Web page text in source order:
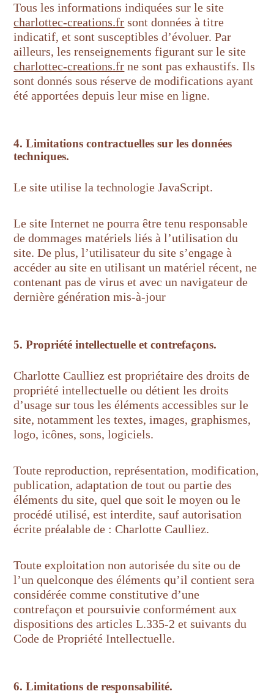
Tous les informations indiquées sur le site
charlottec-creations.fr sont données à titre
indicatif, et sont susceptibles d’évoluer. Par
ailleurs, les renseignements figurant sur le site
charlottec-creations.fr ne sont pas exhaustifs. Ils
sont donnés sous réserve de modifications ayant
été apportées depuis leur mise en ligne.
4. Limitations contractuelles sur les données
techniques.
Le site utilise la technologie JavaScript.
Le site Internet ne pourra être tenu responsable
de dommages matériels liés à l’utilisation du
site. De plus, l’utilisateur du site s’engage à
accéder au site en utilisant un matériel récent, ne
contenant pas de virus et avec un navigateur de
dernière génération mis-à-jour
5. Propriété intellectuelle et contrefaçons.
Charlotte Caulliez est propriétaire des droits de
propriété intellectuelle ou détient les droits
d’usage sur tous les éléments accessibles sur le
site, notamment les textes, images, graphismes,
logo, icônes, sons, logiciels.
Toute reproduction, représentation, modification,
publication, adaptation de tout ou partie des
éléments du site, quel que soit le moyen ou le
procédé utilisé, est interdite, sauf autorisation
écrite préalable de : Charlotte Caulliez.
Toute exploitation non autorisée du site ou de
l’un quelconque des éléments qu’il contient sera
considérée comme constitutive d’une
contrefaçon et poursuivie conformément aux
dispositions des articles L.335-2 et suivants du
Code de Propriété Intellectuelle.
6. Limitations de responsabilité.